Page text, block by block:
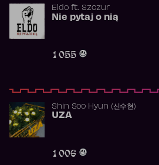
Eldoft. Szczur
Nie pytaj o nią
1 055
Shin Soo Hyun (신수현)
UZA
1 006